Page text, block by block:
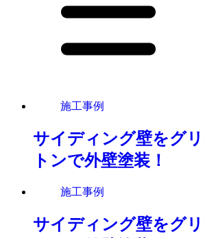
施工事例
サイディング壁をグ
トンで外壁塗装！
施工事例
サイディング壁をグ